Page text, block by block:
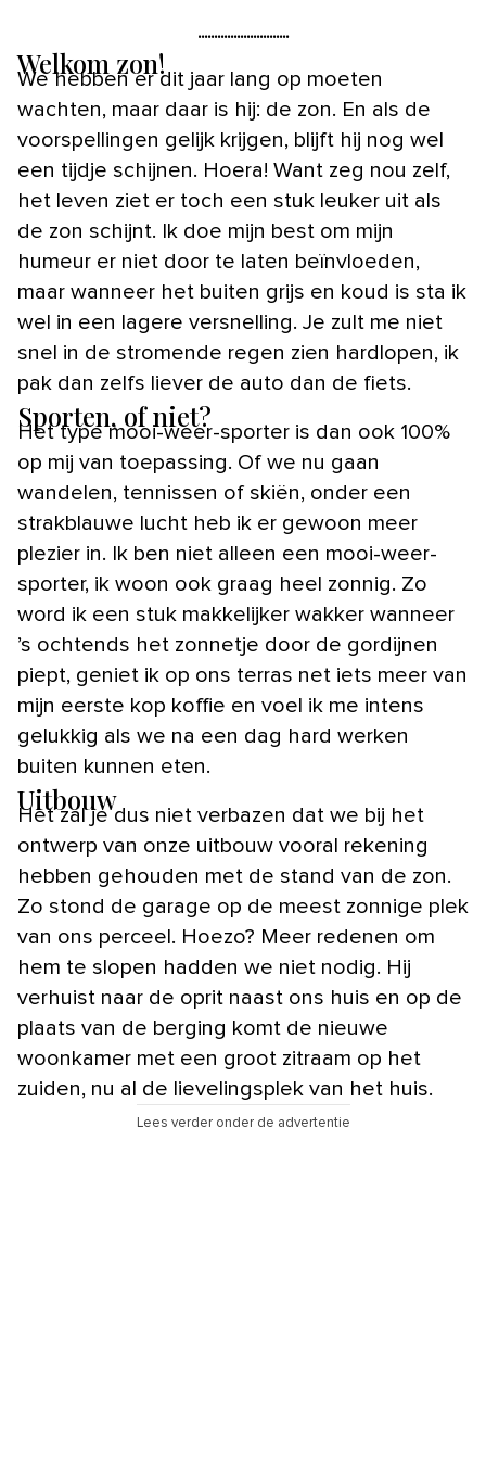
Welkom zon!
We hebben er dit jaar lang op moeten
wachten, maar daar is hij: de zon. En als de
voorspellingen gelijk krijgen, blijft hij nog wel
een tijdje schijnen. Hoera! Want zeg nou zelf,
het leven ziet er toch een stuk leuker uit als
de zon schijnt. Ik doe mijn best om mijn
humeur er niet door te laten beïnvloeden,
maar wanneer het buiten grijs en koud is sta ik
wel in een lagere versnelling. Je zult me niet
snel in de stromende regen zien hardlopen, ik
pak dan zelfs liever de auto dan de fiets.
Sporten, of niet?
Het type mooi-weer-sporter is dan ook 100%
op mij van toepassing. Of we nu gaan
wandelen, tennissen of skiën, onder een
strakblauwe lucht heb ik er gewoon meer
plezier in. Ik ben niet alleen een mooi-weer-
sporter, ik woon ook graag heel zonnig. Zo
word ik een stuk makkelijker wakker wanneer
’s ochtends het zonnetje door de gordijnen
piept, geniet ik op ons terras net iets meer van
mijn eerste kop koffie en voel ik me intens
gelukkig als we na een dag hard werken
buiten kunnen eten.
Uitbouw
Het zal je dus niet verbazen dat we bij het
ontwerp van onze uitbouw vooral rekening
hebben gehouden met de stand van de zon.
Zo stond de garage op de meest zonnige plek
van ons perceel. Hoezo? Meer redenen om
hem te slopen hadden we niet nodig. Hij
verhuist naar de oprit naast ons huis en op de
plaats van de berging komt de nieuwe
woonkamer met een groot zitraam op het
zuiden, nu al de lievelingsplek van het huis.
Lees verder onder de advertentie